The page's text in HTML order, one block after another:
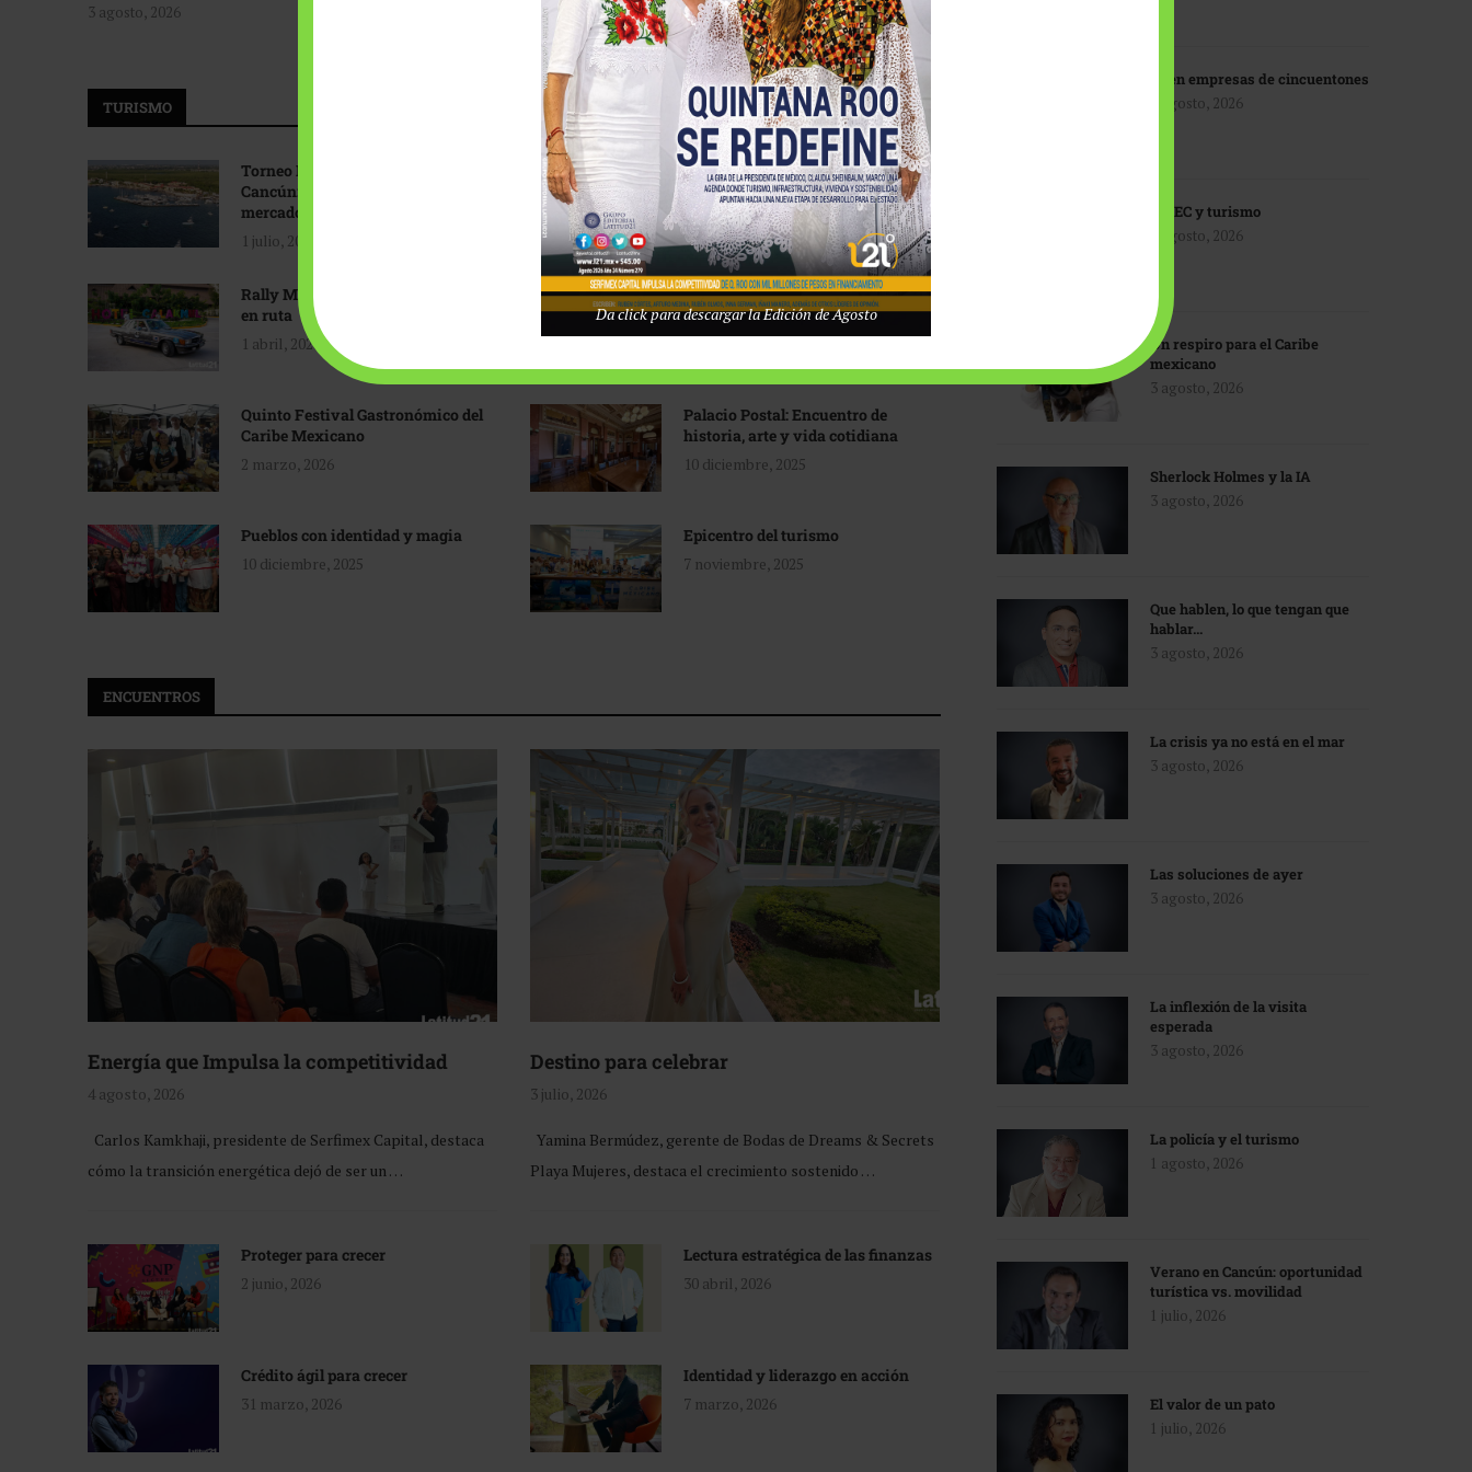
3 agosto, 2026
Tecnológico de Monterrey
3 agosto, 2026
TURISMO
Torneo Internacional de Pesca
Cancún: Navegando hacia nuevos
mercados
1 julio, 2026
Promoción turística con visión
1 abril, 2026
Rally Maya: Herencia automotriz
en ruta
1 abril, 2026
Industria global en
reconfiguración
31 marzo, 2026
Quinto Festival Gastronómico del
Caribe Mexicano
2 marzo, 2026
Palacio Postal: Encuentro de
historia, arte y vida cotidiana
10 diciembre, 2025
Pueblos con identidad y magia
10 diciembre, 2025
Epicentro del turismo
7 noviembre, 2025
ENCUENTROS
Energía que Impulsa la competitividad
4 agosto, 2026
Carlos Kamkhaji, presidente de Serfimex Capital, destaca
cómo la transición energética dejó de ser un …
Destino para celebrar
3 julio, 2026
Yamina Bermúdez, gerente de Bodas de Dreams & Secrets
Playa Mujeres, destaca el crecimiento sostenido …
Proteger para crecer
2 junio, 2026
Lectura estratégica de las finanzas
30 abril, 2026
Crédito ágil para crecer
31 marzo, 2026
Identidad y liderazgo en acción
7 marzo, 2026
IA en empresas de cincuentones
3 agosto, 2026
TMEC y turismo
3 agosto, 2026
Un respiro para el Caribe
mexicano
3 agosto, 2026
Sherlock Holmes y la IA
3 agosto, 2026
Que hablen, lo que tengan que
hablar…
3 agosto, 2026
La crisis ya no está en el mar
3 agosto, 2026
Las soluciones de ayer
3 agosto, 2026
La inflexión de la visita
esperada
3 agosto, 2026
La policía y el turismo
1 agosto, 2026
Verano en Cancún: oportunidad
turística vs. movilidad
1 julio, 2026
El valor de un pato
1 julio, 2026
Da click para descargar la Edición de Agosto